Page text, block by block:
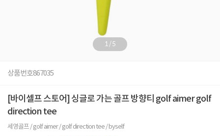
1/5
상품번호867035
[바이셀프 스토어] 싱글로 가는 골프 방향티 golf aimer golf
direction tee
세영골프 / golf aimer / golf direction tee / byself